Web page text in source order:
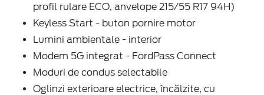
profil rulare ECO, anvelope 215/55 R17 94H)
Keyless Start - buton pornire motor
Lumini ambientale - interior
Modem 5G integrat - FordPass Connect
Moduri de condus selectabile
Oglinzi exterioare electrice, încălzite, cu